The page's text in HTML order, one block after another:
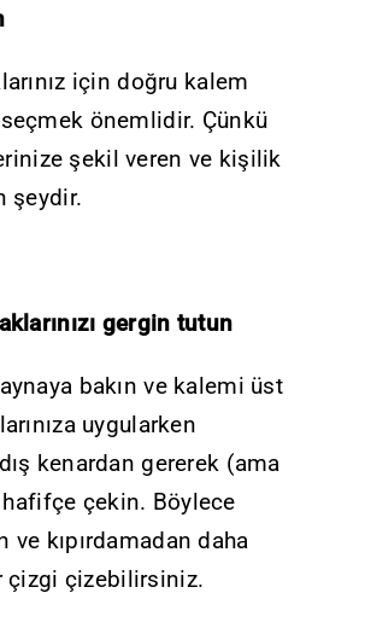
için doğru kalem
önemlidir. Çünkü
şekil veren ve kişilik
şeydir.
gergin tutun
bakın ve kalemi üst
uygularken
kenardan gererek (ama
hafifçe çekin. Böylece
ve kıpırdamadan daha
çizgi çizebilirsiniz.